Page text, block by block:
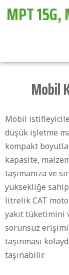
MPT 15G,
Mobil
Mobil
düşük işletme
kompakt
kapasite,
taşımanıza ve
yüksekliğe
litrelik CAT
yakıt tüketimini
sorunsuz
taşınması
taşınabilir.